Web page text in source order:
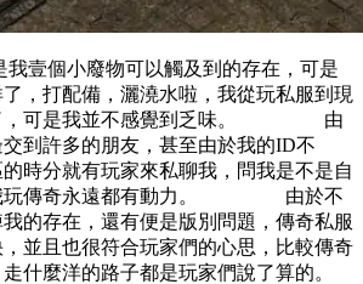
小廢物可以觸及到的存在，可是
，打配備，灑澆水啦，我從玩私服到現
了，可是我並不感覺到乏味。 由
到許多的朋友，甚至由於我的ID不
時分就有玩家來私聊我，問我是不是自
我玩傳奇永遠都有動力。 由於不
的存在，還有便是版別問題，傳奇私服
並且也很符合玩家們的心思，比較傳奇
什麼洋的路子都是玩家們說了算的。